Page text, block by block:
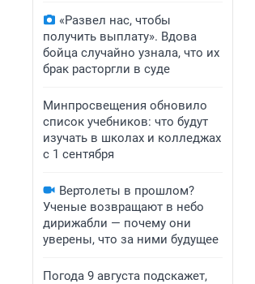
«Развел нас, чтобы
получить выплату». Вдова
бойца случайно узнала, что их
брак расторгли в суде
Минпросвещения обновило
список учебников: что будут
изучать в школах и колледжах
с 1 сентября
Вертолеты в прошлом?
Ученые возвращают в небо
дирижабли — почему они
уверены, что за ними будущее
Погода 9 августа подскажет,